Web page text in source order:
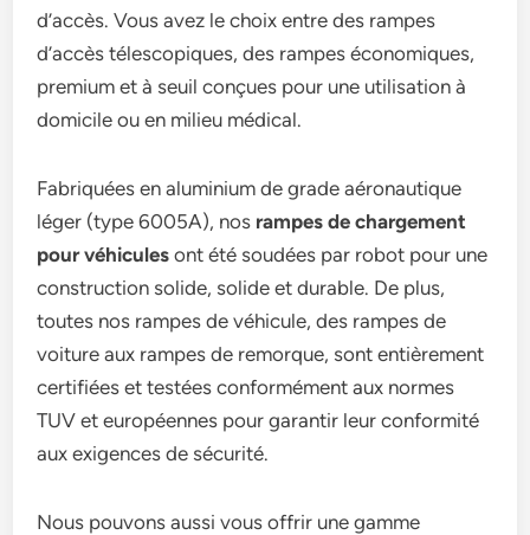
d’accès. Vous avez le choix entre des rampes
d’accès télescopiques, des rampes économiques,
premium et à seuil conçues pour une utilisation à
domicile ou en milieu médical.
Fabriquées en aluminium de grade aéronautique
léger (type 6005A), nos rampes de chargement
pour véhicules ont été soudées par robot pour une
construction solide, solide et durable. De plus,
toutes nos rampes de véhicule, des rampes de
voiture aux rampes de remorque, sont entièrement
certifiées et testées conformément aux normes
TUV et européennes pour garantir leur conformité
aux exigences de sécurité.
Nous pouvons aussi vous offrir une gamme